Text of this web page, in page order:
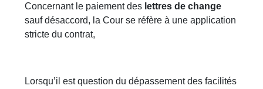
Concernant le paiement des lettres de change
sauf désaccord, la Cour se réfère à une application
stricte du contrat,
Lorsqu’il est question du dépassement des facilités